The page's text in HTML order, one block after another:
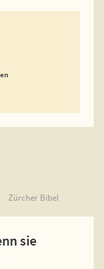
Zürcher Bibel
sie